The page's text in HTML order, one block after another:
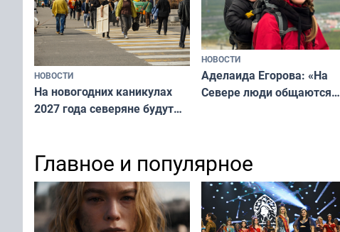
НОВОСТИ
На новогодних каникулах
2027 года северяне будут
НОВОСТИ
Аделаида Егорова: «На
Севере люди общаются
Главное и популярное